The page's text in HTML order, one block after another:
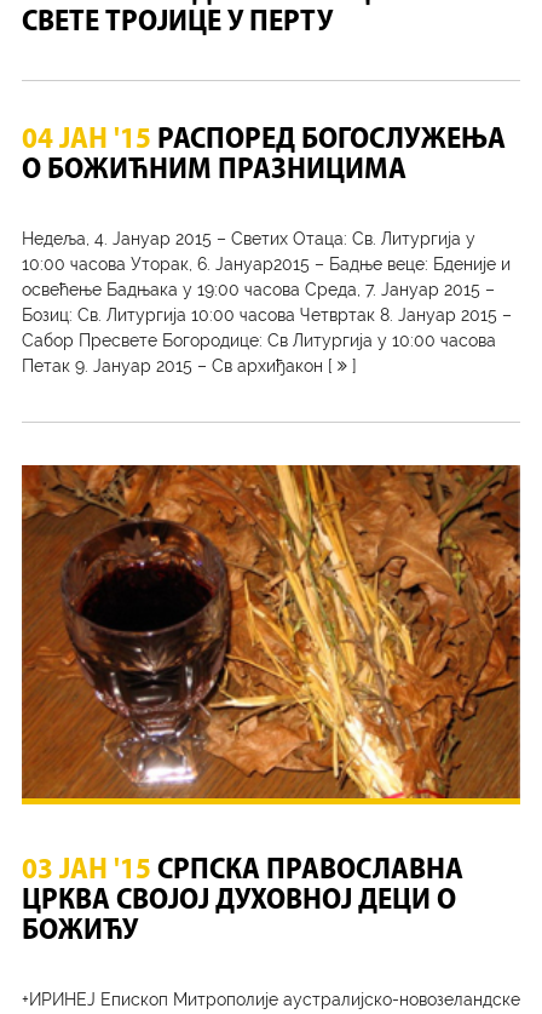
СВЕТЕ ТРОЈИЦЕ У ПЕРТУ
04 ЈАН '15 РАСПОРЕД БОГОСЛУЖЕЊА
О БОЖИЋНИМ ПРАЗНИЦИМА
Недеља, 4. Јануар 2015 – Светих Отаца: Св. Литургија у
10:00 часова Уторак, 6. Јануар2015 – Бадње веце: Бденије и
освећење Бадњака у 19:00 часова Среда, 7. Јануар 2015 –
Бозиц: Св. Литургија 10:00 часова Четвртак 8. Јануар 2015 –
Сабор Пресвете Богородице: Св Литургија у 10:00 часова
Петак 9. Јануар 2015 – Св архиђакон [
]
03 ЈАН '15 СРПСКА ПРАВОСЛАВНА
ЦРКВА СВОЈОЈ ДУХОВНОЈ ДЕЦИ О
БОЖИЋУ
+ИРИНЕЈ Епископ Митрополије аустралијско-новозеландске